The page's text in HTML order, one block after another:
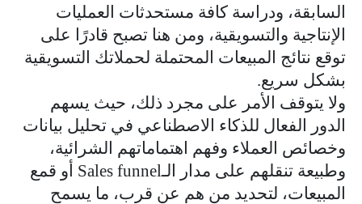
السابقة، ودراسة كافة مستحدثات العمليات
الإنتاجية والتسويقية، ومن هنا تصبح قادرًا على
توقع نتائج المبيعات المحتملة لحملاتك التسويقية
بشكل سريع.
ولا يتوقف الأمر على مجرد ذلك، حيث يسهم
الدور الفعال للذكاء الاصطناعي في تحليل بيانات
وخصائص العملاء وفهم اهتماماتهم الشرائية،
وطبيعة تنقلهم على مدار الـSales funnel أو قمع
المبيعات، لتحديد من هم عن قرب، ما يسمح